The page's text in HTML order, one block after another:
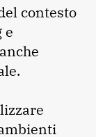
contesto
e